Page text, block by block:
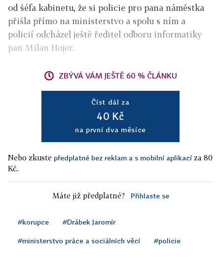
od šéfa kabinetu, že si policie pro pana náměstka
přišla přímo na ministerstvo a spolu s ním a
policií odcházel ještě ředitel odboru informatiky
pan Milan Hojer.
ZBÝVÁ VÁM JEŠTĚ 60 % ČLÁNKU
Číst dál za
40 Kč
na první dva měsíce
Nebo zkuste předplatné bez reklam a s mobilní aplikací za 80
Kč.
Máte již předplatné? Přihlaste se
#korupce #Drábek Jaromír
#ministerstvo práce a sociálních věcí #policie